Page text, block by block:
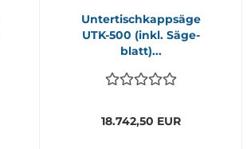
Un­ter­tisch­kapp­sä­ge
UTK-​500 (inkl. Sä­ge­
blatt)...
18.742,50 EUR